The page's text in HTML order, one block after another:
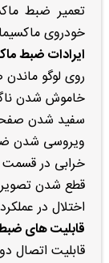
تعمیر ضبط
خودروی
ایرادات ضبط
روی لوگو
خاموش شدن
سفید شدن
ویروسی شدن
خرابی در قسمت
قطع شدن
اختلال در
قابلیت های
قابلیت اتصال